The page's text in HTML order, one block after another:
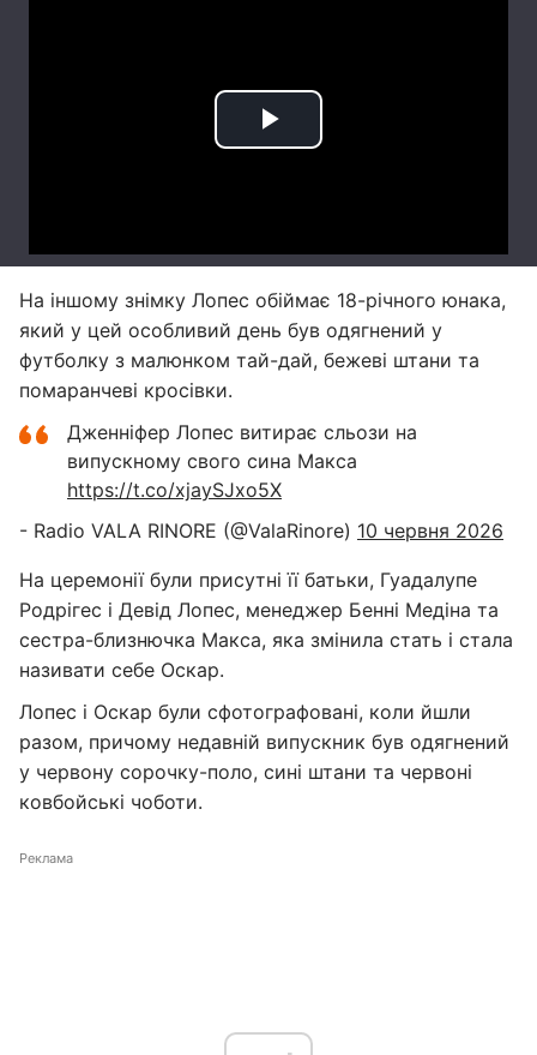
На іншому знімку Лопес обіймає 18-річного юнака,
який у цей особливий день був одягнений у
футболку з малюнком тай-дай, бежеві штани та
помаранчеві кросівки.
Дженніфер Лопес витирає сльози на
випускному свого сина Макса
https://t.co/xjaySJxo5X
- Radio VALA RINORE (@ValaRinore) 10 червня 2026
На церемонії були присутні її батьки, Гуадалупе
Родрігес і Девід Лопес, менеджер Бенні Медіна та
сестра-близнючка Макса, яка змінила стать і стала
називати себе Оскар.
Лопес і Оскар були сфотографовані, коли йшли
разом, причому недавній випускник був одягнений
у червону сорочку-поло, сині штани та червоні
ковбойські чоботи.
Реклама